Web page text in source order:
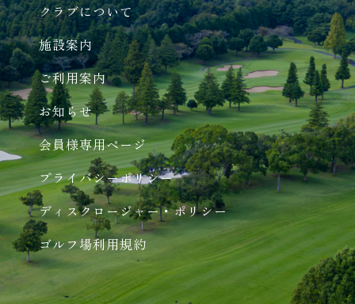
クラブについて
施設案内
ご利用案内
お知らせ
会員様専用ページ
プライバシーポリシー
ディスクロージャー・ポリシー
ゴルフ場利用規約